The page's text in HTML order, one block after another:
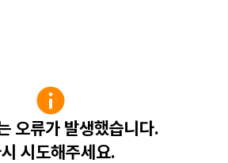
오류가 발생했습니다.
시도해주세요.